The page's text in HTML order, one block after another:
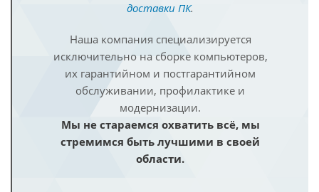
доставки ПК.
Наша компания специализируется
исключительно на сборке компьютеров,
их гарантийном и постгарантийном
обслуживании, профилактике и
модернизации.
Мы не стараемся охватить всё, мы
стремимся быть лучшими в своей
области.